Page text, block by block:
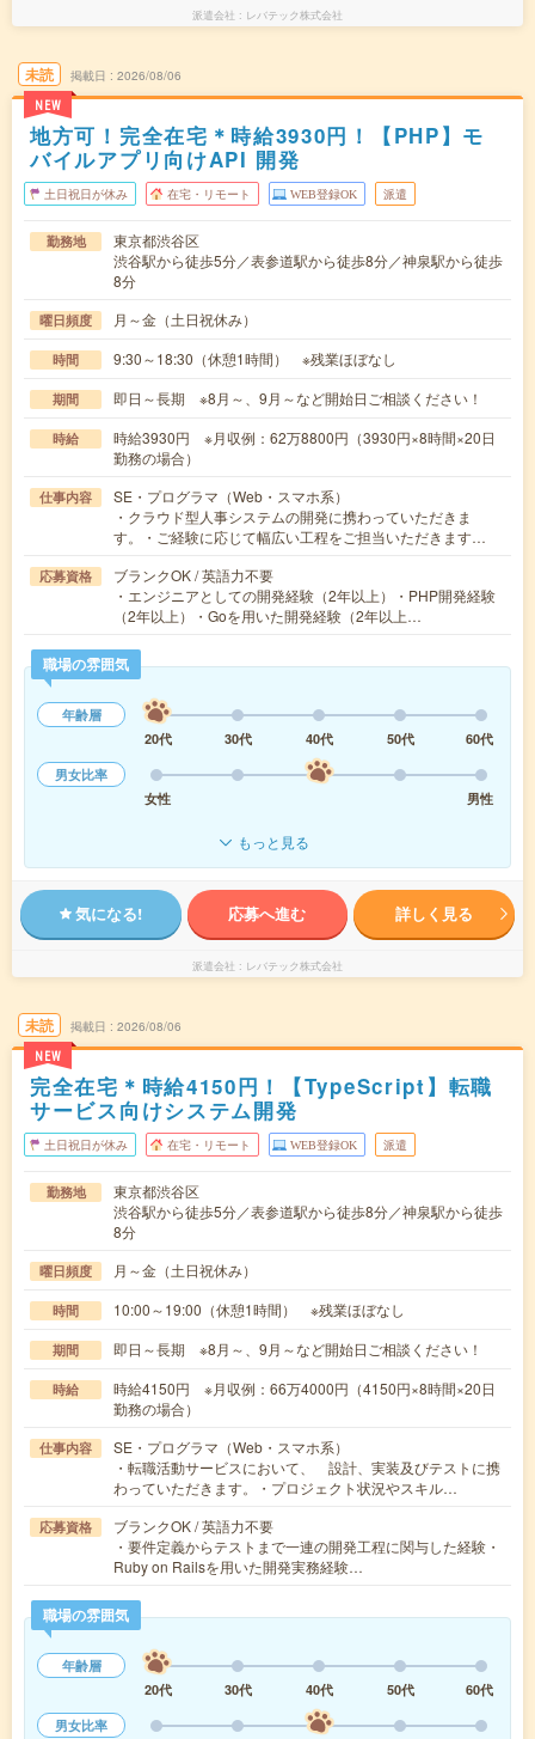
派遣会社 レバテック株式会社
未読
NEW
掲載日 2026/08/06
地方可！完全在宅＊時給3930円！【PHP】モ
バイルアプリ向けAPI 開発
土日祝日が休み 在宅・リモート WEB登録OK 派遣
勤務地
東京都渋谷区
渋谷駅から徒歩5分／表参道駅から徒歩8分／神泉駅から徒歩
8分
曜日頻度 月～金（土日祝休み）
時間 9:30～18:30（休憩1時間） ※残業ほぼなし
期間 即日～長期 ※8月～、9月～など開始日ご相談ください！
時給
時給3930円 ※月収例：62万8800円（3930円×8時間×20日
勤務の場合）
仕事内容
SE・プログラマ（Web・スマホ系）
・クラウド型人事システムの開発に携わっていただきま
す。・ご経験に応じて幅広い工程をご担当いただきます…
応募資格
ブランクOK / 英語力不要
・エンジニアとしての開発経験（2年以上）・PHP開発経験
（2年以上）・Goを用いた開発経験（2年以上…
職場の雰囲気
年齢層
20代
30代 40代 50代
60代
男女比率
女性
男性
もっと見る
気になる! 応募へ進む 詳しく見る
派遣会社 レバテック株式会社
未読
NEW
掲載日 2026/08/06
完全在宅＊時給4150円！【TypeScript】転職
サービス向けシステム開発
土日祝日が休み 在宅・リモート WEB登録OK 派遣
勤務地
東京都渋谷区
渋谷駅から徒歩5分／表参道駅から徒歩8分／神泉駅から徒歩
8分
曜日頻度 月～金（土日祝休み）
時間 10:00～19:00（休憩1時間） ※残業ほぼなし
期間 即日～長期 ※8月～、9月～など開始日ご相談ください！
時給
時給4150円 ※月収例：66万4000円（4150円×8時間×20日
勤務の場合）
仕事内容
SE・プログラマ（Web・スマホ系）
・転職活動サービスにおいて、 設計、実装及びテストに携
わっていただきます。・プロジェクト状況やスキル…
応募資格
ブランクOK / 英語力不要
・要件定義からテストまで一連の開発工程に関与した経験・
Ruby on Railsを用いた開発実務経験…
職場の雰囲気
年齢層
20代
30代 40代 50代
60代
男女比率